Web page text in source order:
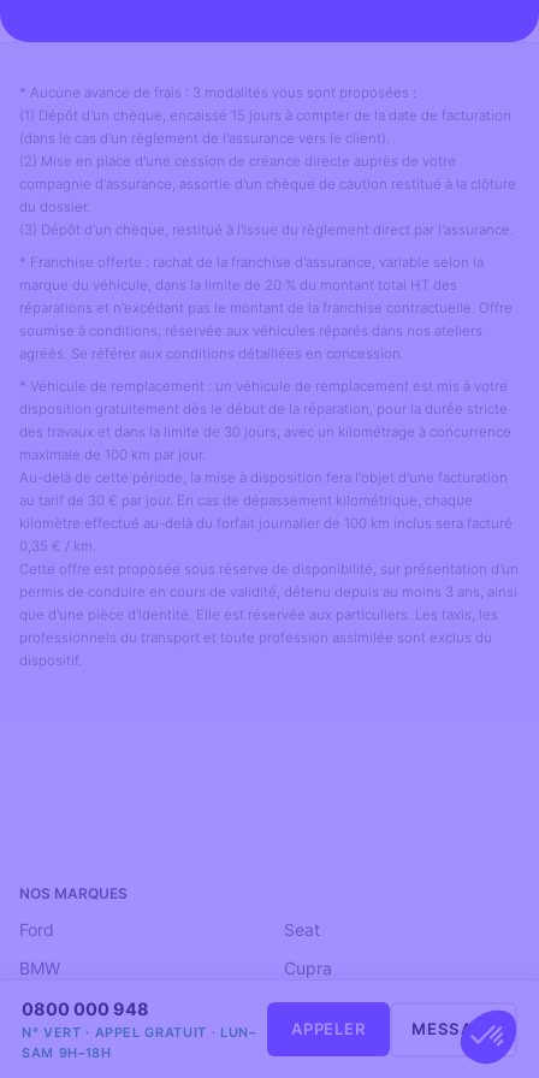
0800 000 948
N° VERT · APPEL GRATUIT · LUN–
SAM 9H–18H
APPELER MESSAGE
* Aucune avance de frais : 3 modalités vous sont proposées :
(1) Dépôt d'un chèque, encaissé 15 jours à compter de la date de facturation
(dans le cas d'un règlement de l'assurance vers le client).
(2) Mise en place d'une cession de créance directe auprès de votre
compagnie d'assurance, assortie d'un chèque de caution restitué à la clôture
du dossier.
(3) Dépôt d'un chèque, restitué à l'issue du règlement direct par l'assurance.
* Franchise offerte : rachat de la franchise d'assurance, variable selon la
marque du véhicule, dans la limite de 20 % du montant total HT des
réparations et n'excédant pas le montant de la franchise contractuelle. Offre
soumise à conditions, réservée aux véhicules réparés dans nos ateliers
agréés. Se référer aux conditions détaillées en concession.
* Véhicule de remplacement : un véhicule de remplacement est mis à votre
disposition gratuitement dès le début de la réparation, pour la durée stricte
des travaux et dans la limite de 30 jours, avec un kilométrage à concurrence
maximale de 100 km par jour.
Au-delà de cette période, la mise à disposition fera l'objet d'une facturation
au tarif de 30 € par jour. En cas de dépassement kilométrique, chaque
kilomètre effectué au-delà du forfait journalier de 100 km inclus sera facturé
0,35 € / km.
Cette offre est proposée sous réserve de disponibilité, sur présentation d'un
permis de conduire en cours de validité, détenu depuis au moins 3 ans, ainsi
que d'une pièce d'identité. Elle est réservée aux particuliers. Les taxis, les
professionnels du transport et toute profession assimilée sont exclus du
dispositif.
NOS MARQUES
Ford
BMW
MINI
Jaguar
Seat
Cupra
Omoda Jaecoo